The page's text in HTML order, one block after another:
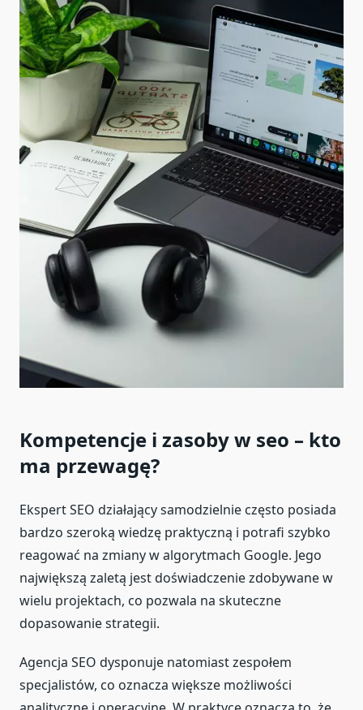
Kompetencje i zasoby w seo – kto
ma przewagę?
Ekspert SEO działający samodzielnie często posiada
bardzo szeroką wiedzę praktyczną i potrafi szybko
reagować na zmiany w algorytmach Google. Jego
największą zaletą jest doświadczenie zdobywane w
wielu projektach, co pozwala na skuteczne
dopasowanie strategii.
Agencja SEO dysponuje natomiast zespołem
specjalistów, co oznacza większe możliwości